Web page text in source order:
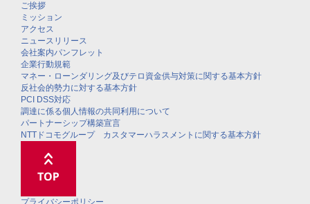
ご挨拶
ミッション
アクセス
ニュースリリース
会社案内パンフレット
企業行動規範
マネー・ローンダリング及びテロ資金供与対策に関する基本方針
反社会的勢力に対する基本方針
PCI DSS対応
調達に係る個人情報の共同利用について
パートナーシップ構築宣言
NTTドコモグループ カスタマーハラスメントに関する基本方針
プライバシーポリシー